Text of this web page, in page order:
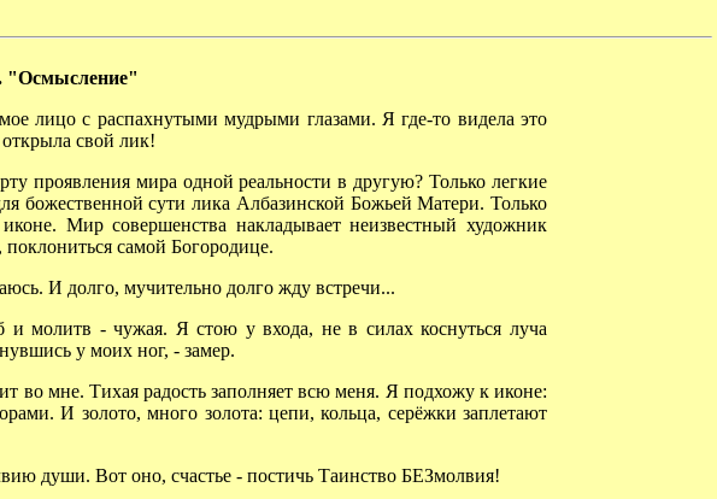
"Осмысление"
лицо с распахнутыми мудрыми глазами. Я где-то видела это
свой лик!
проявления мира одной реальности в другую? Только легкие
божественной сути лика Албазинской Божьей Матери. Только
Мир совершенства накладывает неизвестный художник
самой Богородице.
И долго, мучительно долго жду встречи...
молитв - чужая. Я стою у входа, не в силах коснуться луча
у моих ног, - замер.
во мне. Тихая радость заполняет всю меня. Я подхожу к иконе:
И золото, много золота: цепи, кольца, серёжки заплетают
души. Вот оно, счастье - постичь Таинство БЕЗмолвия!